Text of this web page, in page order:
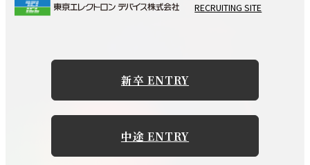
募集要項詳細
応募資格
ョン開発、 Webアプリケーション開発、
C/C++/Pythonによるプログラミング経験のいずれ
かの経験のある方
下記のいずれかの実務経験のある方
デジタル回路及びFPGA/PLD(主にVHDL言語)の設
計経験者
アナログ回路の設計経験者
RECRUITING SITE
新卒 ENTRY
中途 ENTRY